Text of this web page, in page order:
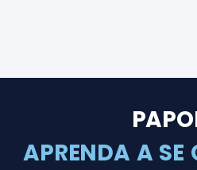
APRENDA A